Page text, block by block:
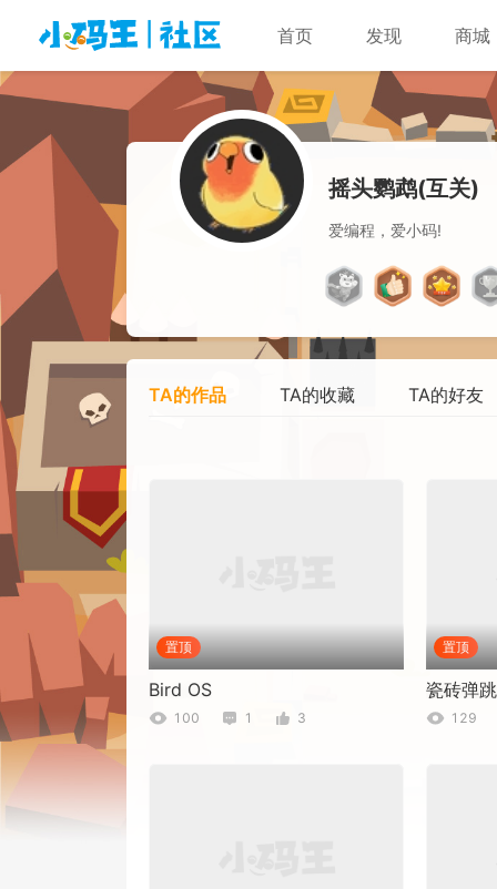
首页 发现 商城
摇头鹦鹉(互关)
爱编程，爱小码!
TA的作品 TA的收藏 TA的好友
置顶
Bird OS
100 1 3
置顶
瓷砖弹跳
129